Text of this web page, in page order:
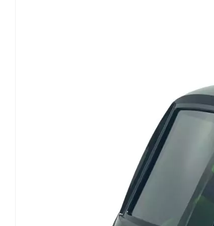
può evitare lo spazio dell'attrezzatura
non compromettere la stabilità dell'elmetto
frontale, l'ingresso aria laterale può
guida del flusso, con una velocità del flusso
diretto alla cavità nasale e agli occhi e
I suoi limiti si riflettono principalmente
forza sulla testa non uniforme, mentre
entrare in collisione con i dispositivi di
del flusso dell'unità di ingresso aria laterale
è probabile che le impurità si accumulino
d'aria. Il valore fondamentale della presa
sull'adattamento a condizioni di lavoro